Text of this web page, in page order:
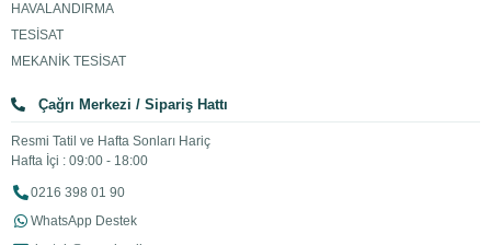
HAVALANDIRMA
TESİSAT
MEKANİK TESİSAT
Çağrı Merkezi / Sipariş Hattı
Resmi Tatil ve Hafta Sonları Hariç
Hafta İçi : 09:00 - 18:00
0216 398 01 90
WhatsApp Destek